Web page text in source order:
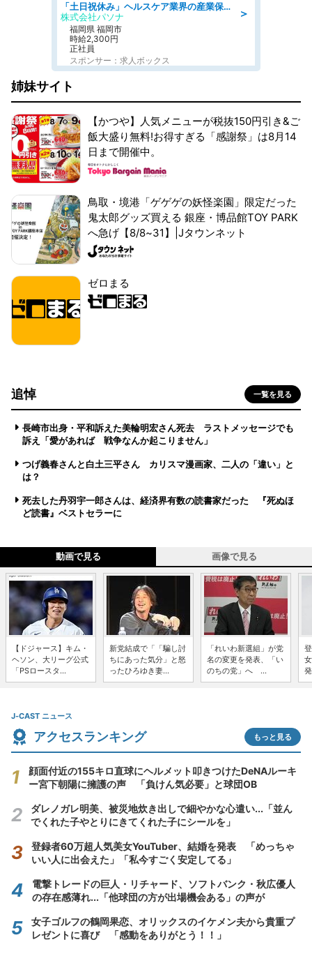
＞
「土日祝休み」ヘルスケア業界の産業保健師/高時給/未経験OK/要資格:保健師、正看護師
株式会社パソナ
福岡県 福岡市
時給2,300円
正社員
スポンサー：求人ボックス
姉妹サイト
【かつや】人気メニューが税抜150円引き&ご
飯大盛り無料!お得すぎる「感謝祭」は8月14
日まで開催中。
鳥取・境港「ゲゲゲの妖怪楽園」限定だった
鬼太郎グッズ買える 銀座・博品館TOY PARK
へ急げ【8/8~31】|Jタウンネット
ゼロまる
追悼 一覧を見る
長崎市出身・平和訴えた美輪明宏さん死去 ラストメッセージでも
訴え「愛があれば 戦争なんか起こりません」
つげ義春さんと白土三平さん カリスマ漫画家、二人の「違い」と
は？
死去した丹羽宇一郎さんは、経済界有数の読書家だった 『死ぬほ
ど読書』ベストセラーに
動画で見る 画像で見る
【ドジャース】キム・
ヘソン、大リーグ公式
「PSロースタ...
新党結成で「「騙し討
ちにあった気分」と怒
ったひろゆき妻...
「れいわ新選組」が党
名の変更を発表、「い
のちの党」へ ...
J-CAST ニュース
アクセスランキング もっと見る
顔面付近の155キロ直球にヘルメット叩きつけたDeNAルーキ
ー宮下朝陽に擁護の声 「負けん気必要」と球団OB
ダレノガレ明美、被災地炊き出しで細やかな心遣い...「並ん
でくれた子やとりにきてくれた子にシールを」
登録者60万超人気美女YouTuber、結婚を発表 「めっちゃ
いい人に出会えた」「私今すごく安定してる」
電撃トレードの巨人・リチャード、ソフトバンク・秋広優人
の存在感薄れ...「他球団の方が出場機会ある」の声が
女子ゴルフの鶴岡果恋、オリックスのイケメン夫から貴重プ
レゼントに喜び 「感動をありがとう！！」